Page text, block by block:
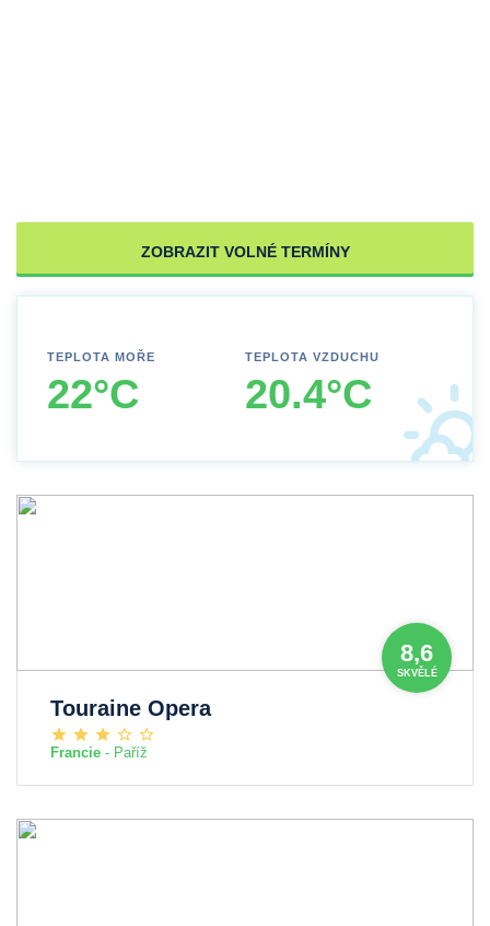
ZOBRAZIT VOLNÉ TERMÍNY
TEPLOTA MOŘE
22°C
TEPLOTA VZDUCHU
20.4°C
8,6
SKVĚLÉ
Touraine Opera
Francie - Paříž